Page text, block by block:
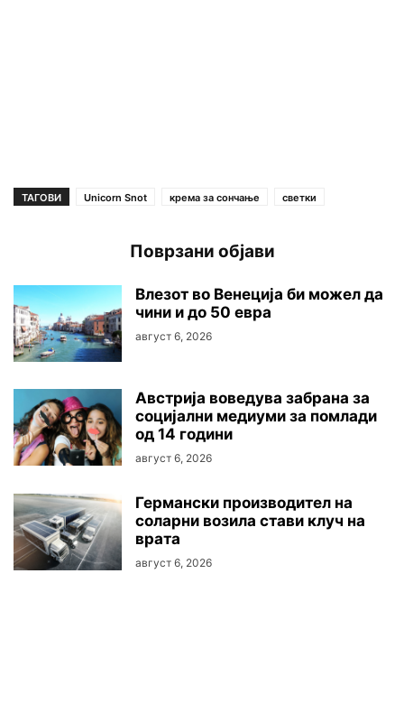
ТАГОВИ Unicorn Snot крема за сончање светки
Поврзани објави
Влезот во Венеција би можел да
чини и до 50 евра
август 6, 2026
Австриjа воведува забрана за
социјални медиуми за помлади
од 14 години
август 6, 2026
Германски производител на
соларни возила стави клуч на
врата
август 6, 2026